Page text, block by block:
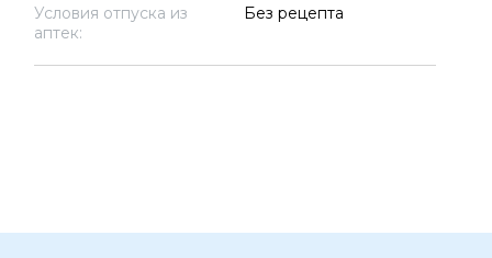
Условия отпуска из
аптек:
Без рецепта